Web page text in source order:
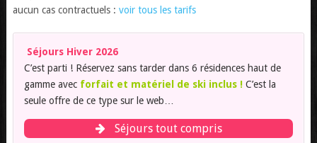
aucun cas contractuels : voir tous les tarifs
Séjours Hiver 2026
C’est parti ! Réservez sans tarder dans 6 résidences haut de
gamme avec forfait et matériel de ski inclus !C’est la
seule offre de ce type sur le web…
Séjours tout compris